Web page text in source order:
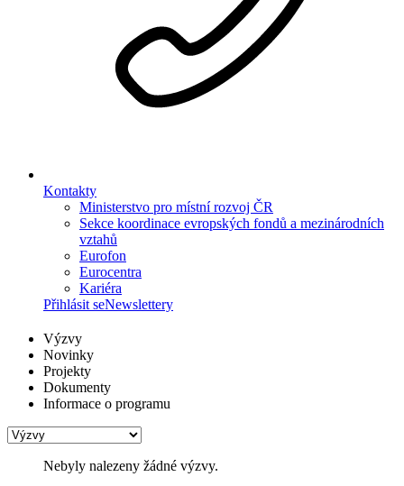
Kontakty
Ministerstvo pro místní rozvoj ČR
Sekce koordinace evropských fondů a mezinárodních
vztahů
Eurofon
Eurocentra
Kariéra
Přihlásit seNewslettery
Výzvy
Novinky
Projekty
Dokumenty
Informace o programu
Nebyly nalezeny žádné výzvy.